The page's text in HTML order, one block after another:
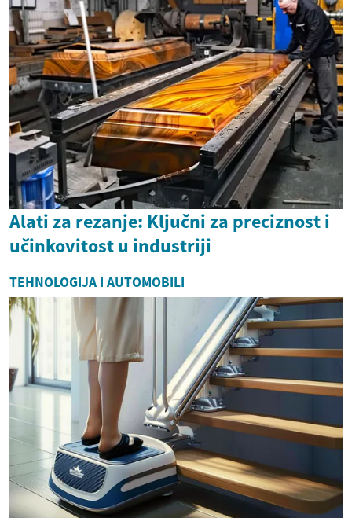
Alati za rezanje: Ključni za preciznost i
učinkovitost u industriji
TEHNOLOGIJA I AUTOMOBILI